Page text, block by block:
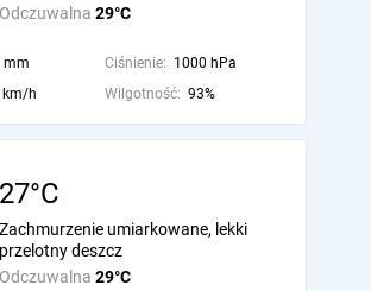
Odczuwalna 29°C
mm Ciśnienie: 1000 hPa
km/h Wilgotność: 93%
27°C
Odczuwalna 29°C
Zachmurzenie umiarkowane, lekki
przelotny deszcz